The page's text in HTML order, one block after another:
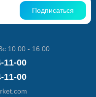
Подписаться
10:00 - 16:00
11-00
11-00